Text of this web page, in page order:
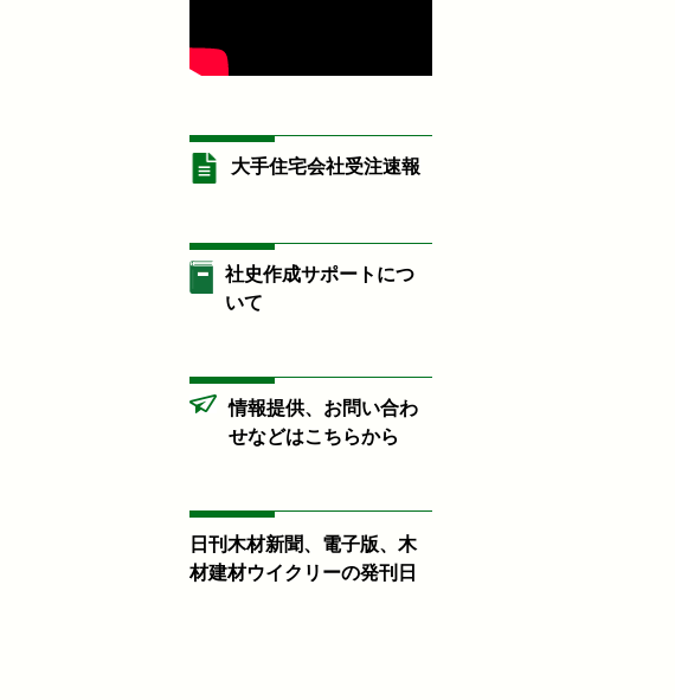
大手住宅会社受注速報
社史作成サポートにつ
いて
情報提供、お問い合わ
せなどはこちらから
日刊木材新聞、電子版、木
材建材ウイクリーの発刊日